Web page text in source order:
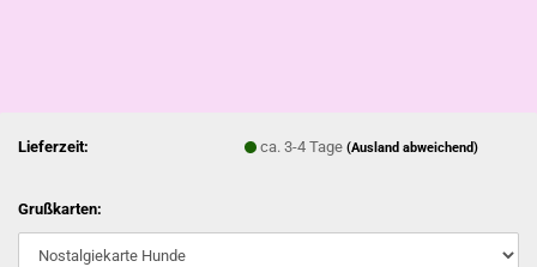
Lieferzeit: ca. 3-4 Tage(Ausland abweichend)
Grußkarten: